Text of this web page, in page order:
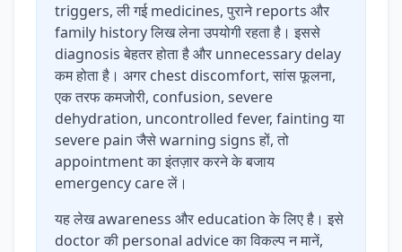
triggers, ली गई medicines, पुराने reports और
family history लिख लेना उपयोगी रहता है। इससे
diagnosis बेहतर होता है और unnecessary delay
कम होता है। अगर chest discomfort, सांस फूलना,
एक तरफ कमजोरी, confusion, severe
dehydration, uncontrolled fever, fainting या
severe pain जैसे warning signs हों, तो
appointment का इंतज़ार करने के बजाय
emergency care लें।
यह लेख awareness और education के लिए है। इसे
doctor की personal advice का विकल्प न मानें,